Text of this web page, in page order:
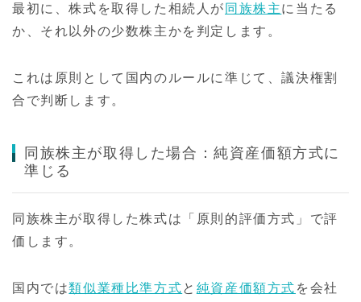
最初に、株式を取得した相続人が 同族株主に当たる
か、それ以外の少数株主かを判定します。
これは原則として国内のルールに準じて、議決権割
合で判断します。
同族株主が取得した場合：純資産価額方式に
準じる
同族株主が取得した株式は「原則的評価方式」で評
価します。
国内では類似業種比準方式と 純資産価額方式 を会社